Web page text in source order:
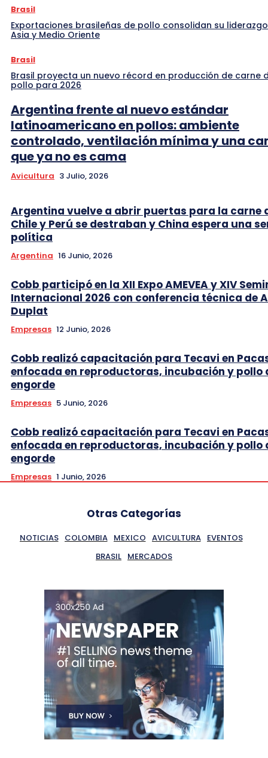
Brasil
Exportaciones brasileñas de pollo consolidan su
Asia y Medio Oriente
Brasil
Brasil proyecta un nuevo récord en producción de carne
pollo para 2026
Argentina frente al nuevo estándar
latinoamericano en pollos: ambiente
controlado, ventilación mínima y una
que ya no es cama
Avicultura 3 Julio, 2026
Argentina vuelve a abrir puertas para la carne
Chile y Perú se destraban y China espera una
política
Argentina 16 Junio, 2026
Cobb participó en la XII Expo AMEVEA y XIV
Internacional 2026 con conferencia técnica de
Duplat
Empresas 12 Junio, 2026
Cobb realizó capacitación para Tecavi en
enfocada en reproductoras, incubación y pollo
engorde
Empresas 5 Junio, 2026
Cobb realizó capacitación para Tecavi en
enfocada en reproductoras, incubación y pollo
engorde
Empresas 1 Junio, 2026
Otras Categorías
NOTICIAS COLOMBIA MEXICO AVICULTURA
EVENTOS
BRASIL MERCADOS